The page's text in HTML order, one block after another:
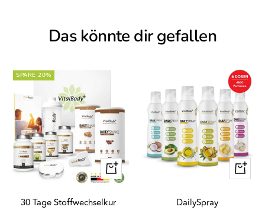
Das könnte dir gefallen
SPARE 20%
Schnellansicht
30 Tage Stoffwechselkur DailySpray